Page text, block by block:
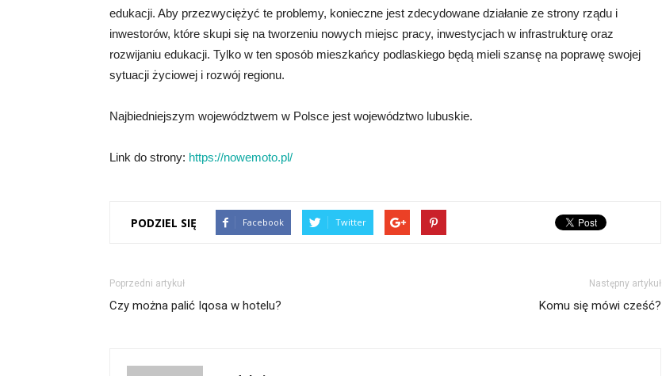
edukacji. Aby przezwyciężyć te problemy, konieczne jest zdecydowane działanie ze strony rządu i
inwestorów, które skupi się na tworzeniu nowych miejsc pracy, inwestycjach w infrastrukturę oraz
rozwijaniu edukacji. Tylko w ten sposób mieszkańcy podlaskiego będą mieli szansę na poprawę swojej
sytuacji życiowej i rozwój regionu.
Najbiedniejszym województwem w Polsce jest województwo lubuskie.
Link do strony: https://nowemoto.pl/
PODZIEL SIĘ Facebook Twitter
Poprzedni artykuł
Czy można palić Iqosa w hotelu?
Następny artykuł
Komu się mówi cześć?